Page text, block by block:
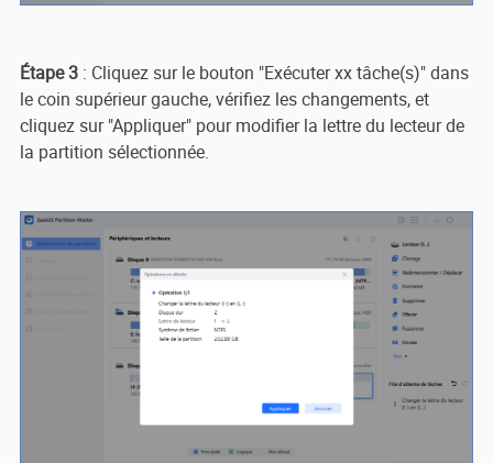
Étape 3 : Cliquez sur le bouton "Exécuter xx tâche(s)" dans
le coin supérieur gauche, vérifiez les changements, et
cliquez sur "Appliquer" pour modifier la lettre du lecteur de
la partition sélectionnée.